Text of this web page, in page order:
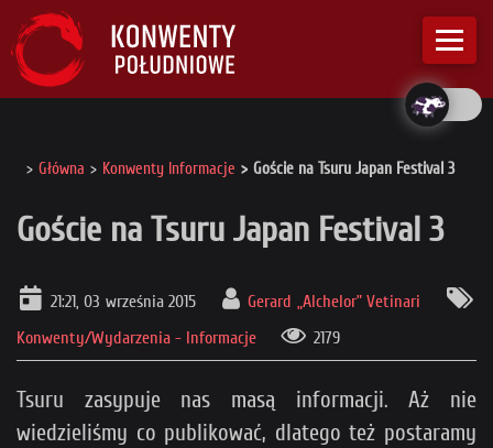
Główna Konwenty Informacje Goście na Tsuru Japan Festival 3
Goście na Tsuru Japan Festival 3
21:21, 03 września 2015
Gerard „Alchelor” Vetinari
Konwenty/Wydarzenia - Informacje
2179
Tsuru zasypuje nas masą informacji. Aż nie
wiedzieliśmy co publikować, dlatego też postaramy